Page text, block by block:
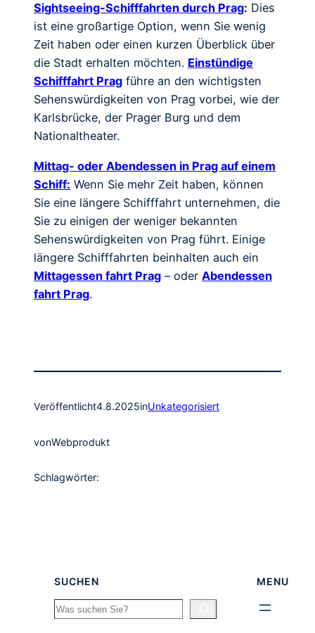
Sightseeing-Schifffahrten durch Prag: Dies
ist eine großartige Option, wenn Sie wenig
Zeit haben oder einen kurzen Überblick über
die Stadt erhalten möchten. Einstündige
Schifffahrt Prag führe an den wichtigsten
Sehenswürdigkeiten von Prag vorbei, wie der
Karlsbrücke, der Prager Burg und dem
Nationaltheater.
Mittag- oder Abendessen in Prag auf einem
Schiff: Wenn Sie mehr Zeit haben, können
Sie eine längere Schifffahrt unternehmen, die
Sie zu einigen der weniger bekannten
Sehenswürdigkeiten von Prag führt. Einige
längere Schifffahrten beinhalten auch ein
Mittagessen fahrt Prag – oder Abendessen
fahrt Prag.
Veröffentlicht4.8.2025inUnkategorisiert
vonWebprodukt
Schlagwörter:
SUCHEN
Search
MENU